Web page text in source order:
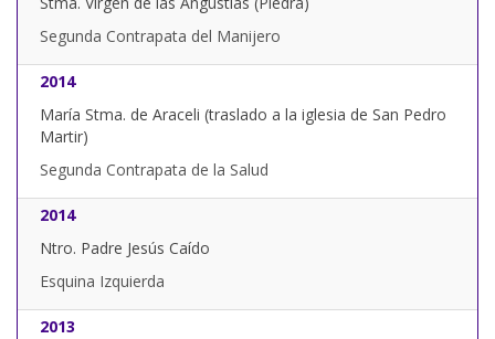
Segunda Contrapata del Manijero
2014
María Stma. de Araceli (traslado a la iglesia de San Pedro
Martir)
Segunda Contrapata de la Salud
2014
Ntro. Padre Jesús Caído
Esquina Izquierda
2013